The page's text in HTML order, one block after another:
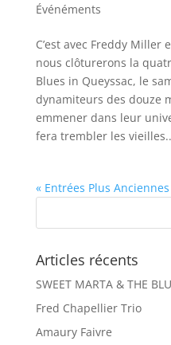
Événéments
C’est avec Freddy Miller
nous clôturerons la
Blues in Queyssac, le
dynamiteurs des douze
emmener dans leur
fera trembler les
« Entrées Plus Anciennes
Articles récents
SWEET MARTA & THE
Fred Chapellier Trio
Amaury Faivre